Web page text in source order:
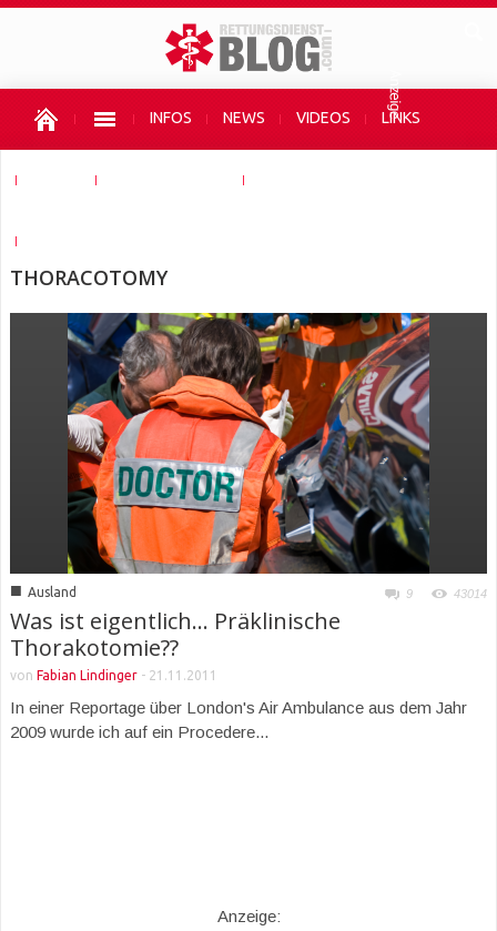
INFOS NEWS VIDEOS LINKS
THORACOTOMY
■ Ausland 9 43014
Was ist eigentlich… Präklinische
Thorakotomie??
von Fabian Lindinger - 21.11.2011
In einer Reportage über London's Air Ambulance aus dem Jahr
2009 wurde ich auf ein Procedere...
Anzeige: